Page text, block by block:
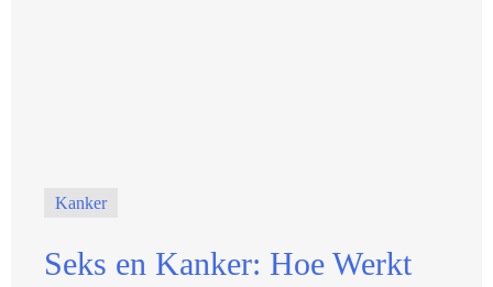
Kanker
Seks en Kanker: Hoe Werkt